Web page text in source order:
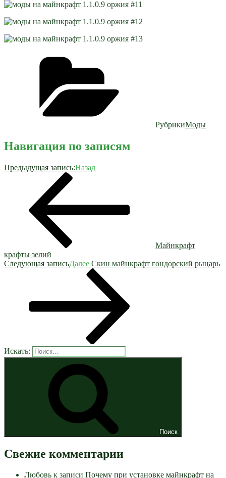
РубрикиМоды
Навигация по записям
Предыдущая запись:Назад
Майнкрафт
крафты зелий
Следующая записьДалее Скин майнкрафт гондорский рыцарь
Искать:
Поиск
Свежие комментарии
Любовь к записи Почему при установке майнкрафт на